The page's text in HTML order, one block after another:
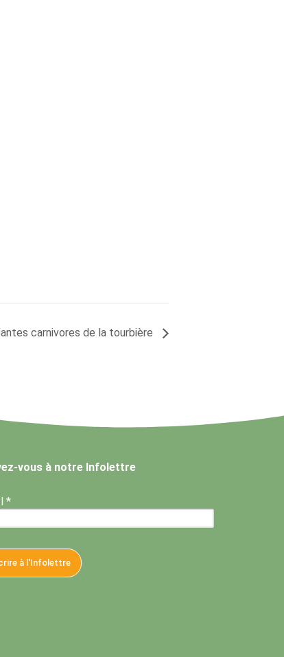
carnivores de la tourbière
vous à notre Infolettre
*